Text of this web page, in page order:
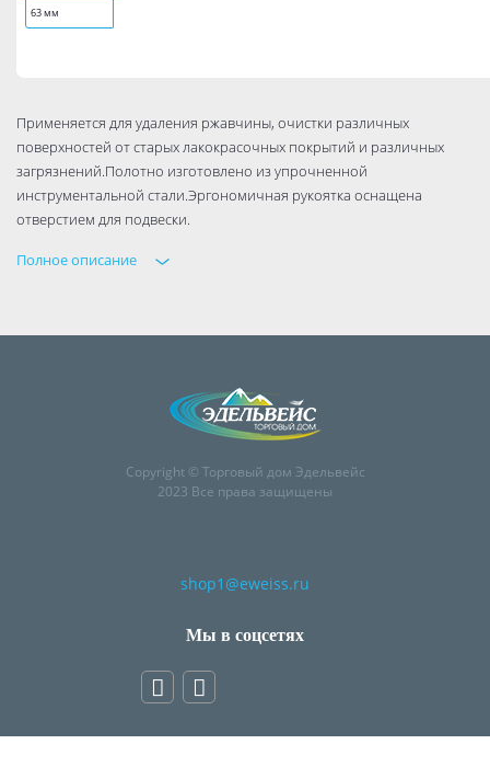
63 мм
Применяется для удаления ржавчины, очистки различных
поверхностей от старых лакокрасочных покрытий и различных
загрязнений.Полотно изготовлено из упрочненной
инструментальной стали.Эргономичная рукоятка оснащена
отверстием для подвески.
Полное описание
Copyright © Торговый дом Эдельвейс
2023 Все права защищены
shop1@eweiss.ru
Мы в соцсетях